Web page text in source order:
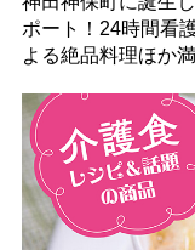
ポート！24時間看
よる絶品料理ほか